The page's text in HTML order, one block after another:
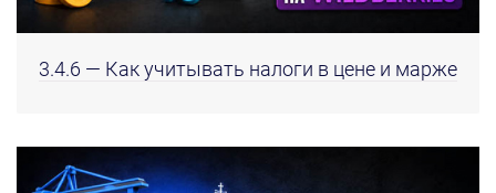
3.4.6 — Как учитывать налоги в цене и марже